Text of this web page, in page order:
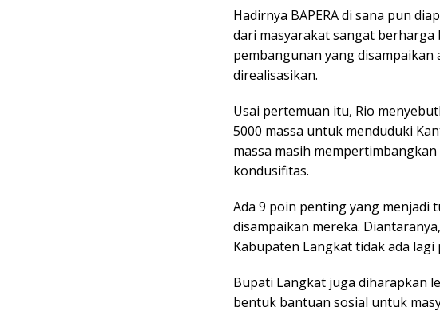
Hadirnya BAPERA di sana pun
dari masyarakat sangat
pembangunan yang
direalisasikan.
Usai pertemuan itu, Rio
5000 massa untuk menduduki
massa masih
kondusifitas.
Ada 9 poin penting yang menjadi
disampaikan mereka.
Kabupaten Langkat tidak ada
Bupati Langkat juga diharapkan
bentuk bantuan sosial untuk